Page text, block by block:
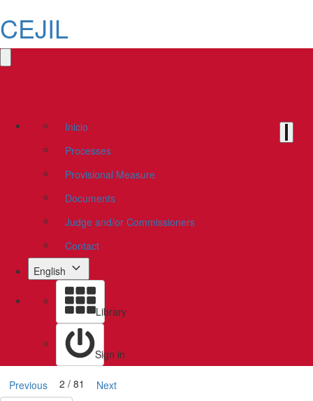
CEJIL
Inicio
Processes
Provisional Measure
Documents
Judge and/or Commissioners
Contact
English
Library
Sign in
Previous 2 / 81
Next